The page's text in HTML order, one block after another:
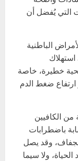
التي يُفضل أن
الباطنية
استهلاك
خطيرة، خاصة
ضغط الدم
من الكافيين
باضطرابات
وقد يصل
ولا سيما